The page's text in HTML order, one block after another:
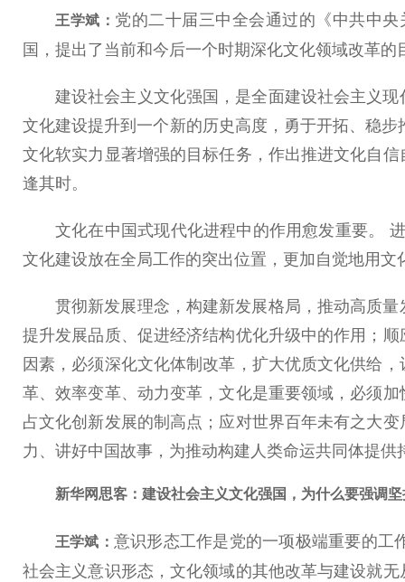
王学斌： 党的二十届三中全会通过的《中共中
国，提出了当前和今后一个时期深化文化领域改革
建设社会主义文化强国，是全面建设社会主义
文化建设提升到一个新的历史高度，勇于开拓、稳
文化软实力显著增强的目标任务，作出推进文化自
逢其时。
文化在中国式现代化进程中的作用愈发重要。
文化建设放在全局工作的突出位置，更加自觉地用
贯彻新发展理念，构建新发展格局，推动高质
提升发展品质、促进经济结构优化升级中的作用；
因素，必须深化文化体制改革，扩大优质文化供给
革、效率变革、动力变革，文化是重要领域，必须
占文化创新发展的制高点；应对世界百年未有之大
力、讲好中国故事，为推动构建人类命运共同体提
新华网思客：建设社会主义文化强国，为什么要强调
王学斌： 意识形态工作是党的一项极端重要的
社会主义意识形态，文化领域的其他改革与建设就